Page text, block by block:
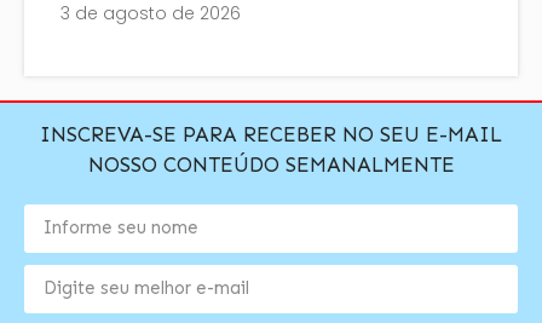
3 de agosto de 2026
INSCREVA-SE PARA RECEBER NO SEU E-MAIL
NOSSO CONTEÚDO SEMANALMENTE